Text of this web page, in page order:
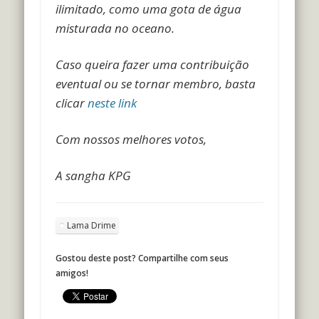
ilimitado, como uma gota de água
misturada no oceano.
Caso queira fazer uma contribuição
eventual ou se tornar membro, basta
clicarneste link
Com nossos melhores votos,
A sangha KPG
Lama Drime
Gostou deste post? Compartilhe com seus
amigos!